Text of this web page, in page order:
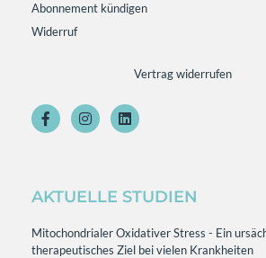
Abonnement kündigen
Widerruf
Vertrag widerrufen
AKTUELLE STUDIEN
Mitochondrialer Oxidativer Stress - Ein
therapeutisches Ziel bei vielen Krankheiten